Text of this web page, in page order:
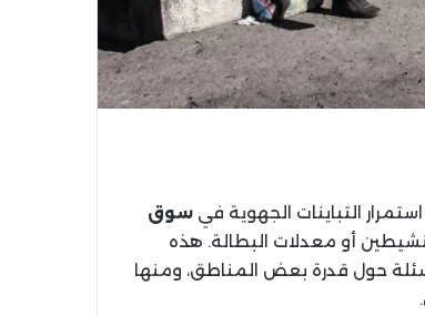
التباينات الجهوية في سوق
النشيطين أو معدلات البطالة. هذه
حول قدرة بعض المناطق، ومنها